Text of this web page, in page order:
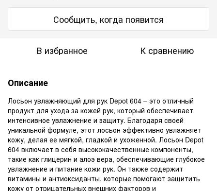
Сообщить, когда появится
В избранное К сравнению
Описание
Лосьон увлажняющий для рук Depot 604 – это отличный
продукт для ухода за кожей рук, который обеспечивает
интенсивное увлажнение и защиту. Благодаря своей
уникальной формуле, этот лосьон эффективно увлажняет
кожу, делая ее мягкой, гладкой и ухоженной. Лосьон Depot
604 включает в себя высококачественные компоненты,
такие как глицерин и алоэ вера, обеспечивающие глубокое
увлажнение и питание кожи рук. Он также содержит
витамины и антиоксиданты, которые помогают защитить
кожу от отрицательных внешних факторов и